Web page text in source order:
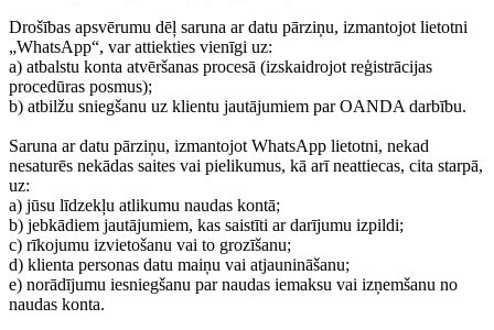
Drošības apsvērumu dēļ saruna ar datu pārziņu, izmantojot lietotni
„WhatsApp“, var attiekties vienīgi uz:
a) atbalstu konta atvēršanas procesā (izskaidrojot reģistrācijas
procedūras posmus);
b) atbilžu sniegšanu uz klientu jautājumiem par OANDA darbību.
Saruna ar datu pārziņu, izmantojot WhatsApp lietotni, nekad
nesaturēs nekādas saites vai pielikumus, kā arī neattiecas, cita starpā,
uz:
a) jūsu līdzekļu atlikumu naudas kontā;
b) jebkādiem jautājumiem, kas saistīti ar darījumu izpildi;
c) rīkojumu izvietošanu vai to grozīšanu;
d) klienta personas datu maiņu vai atjaunināšanu;
e) norādījumu iesniegšanu par naudas iemaksu vai izņemšanu no
naudas konta.